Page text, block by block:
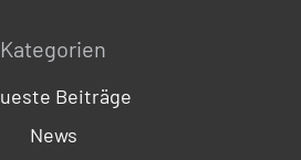
Kategorien
Beiträge
News